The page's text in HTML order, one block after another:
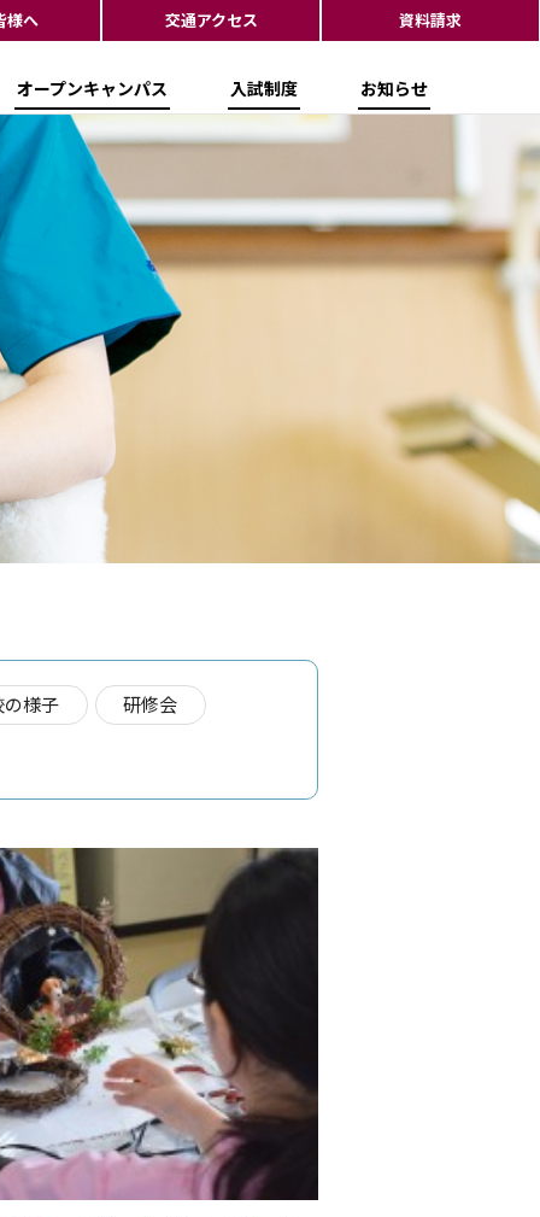
オープンキャンパス 入試制度 お知らせ
様へ 交通アクセス 資料請求
の様子
研修会